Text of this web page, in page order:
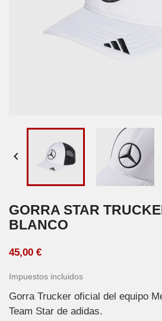

GORRA STAR
BLANCO
45,00 €
Impuestos incluidos
Gorra Trucker oficial del equipo
Team Star de adidas.